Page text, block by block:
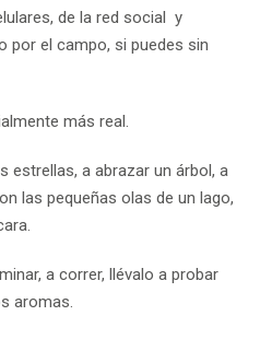
de la red social y
por el campo, si puedes sin
más real.
estrellas, a abrazar un árbol, a
las pequeñas olas de un lago,
a correr, llévalo a probar
aromas.